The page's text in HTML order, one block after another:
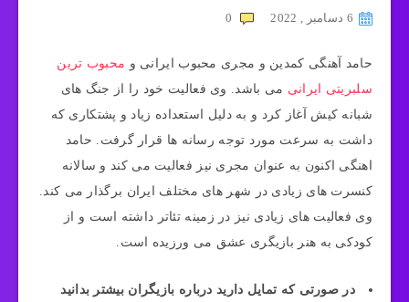
6 دسامبر , 2022 0
حامد آهنگی کمدین و مجری محبوب ایرانی و محبوب ترین
سلبریتی ایرانی می باشد. وی فعالیت خود را از جنگ های
شبانه کیش آغاز کرد و به دلیل استعداده زیاد و پشتکاری که
داشت به سرعت مورد توجه رسانه ها قرار گرفت. حامد
اهنگی اکنون به عنوان مجری نیز فعالیت می کند و سالانه
کنسرت های زیادی در شهر های مختلف ایران برگذار می کند.
وی فعالیت های زیادی نیز در زمینه تئاتر داشته است و از
کودکی به هنر بازیگری عشق می ورزیده است.
در صورتی که تمایل دارید درباره بازیگران بیشتر بدانید